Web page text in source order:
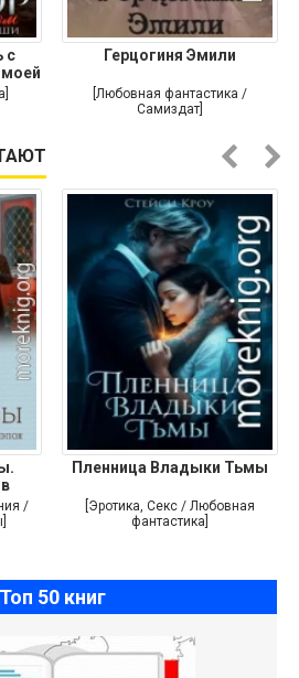
с
Герцогиня Эмили
[Любовная фантастика /
Самиздат]
/
Пленница Владыки Тьмы
[Эротика, Секс / Любовная
фантастика]
Топ 50 книг